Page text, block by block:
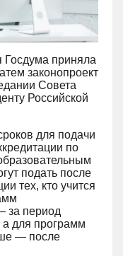
Госдума приняла
законопроект
Совета
Российской
для подачи
по
подать после
тех, кто учится
за период
а для программ
— после